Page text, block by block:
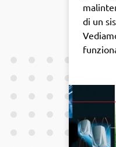
di un